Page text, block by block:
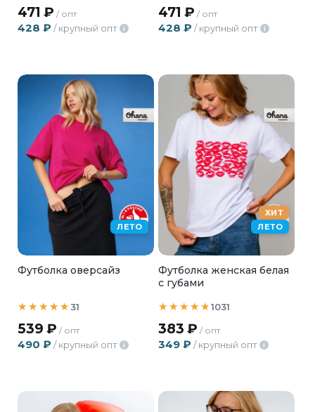
471 ₽ / опт
428 ₽ / крупный опт i
471 ₽ / опт
428 ₽ / крупный опт i
ЛЕТО
Футболка оверсайз
31
539 ₽ / опт
490 ₽ / крупный опт i
ХИТ
ЛЕТО
Футболка женская белая
с губами
1031
383 ₽ / опт
349 ₽ / крупный опт i